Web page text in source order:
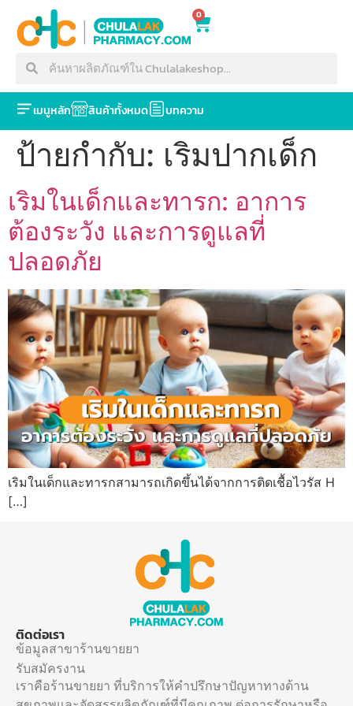
0
เมนูหลัก สินค้าทั้งหมด บทความ
ป้ายกำกับ: เริมปากเด็ก
เริมในเด็กและทารก: อาการ
ต้องระวัง และการดูแลที่
ปลอดภัย
เริมในเด็กและทารกสามารถเกิดขึ้นได้จากการติดเชื้อไวรัส H
[…]
ติดต่อเรา
ข้อมูลสาขาร้านขายยา
รับสมัครงาน
เราคือร้านขายยา ที่บริการให้คำปรึกษาปัญหาทางด้าน